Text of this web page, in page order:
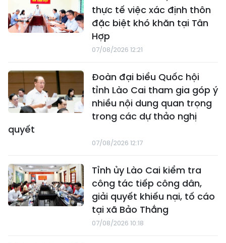
thực tế việc xác định thôn
đặc biệt khó khăn tại Tân
Hợp
07/08/2026 12:21
Đoàn đại biểu Quốc hội
tỉnh Lào Cai tham gia góp ý
nhiều nội dung quan trọng
trong các dự thảo nghị
quyết
07/08/2026 12:17
Tỉnh ủy Lào Cai kiểm tra
công tác tiếp công dân,
giải quyết khiếu nại, tố cáo
tại xã Bảo Thắng
07/08/2026 10:18